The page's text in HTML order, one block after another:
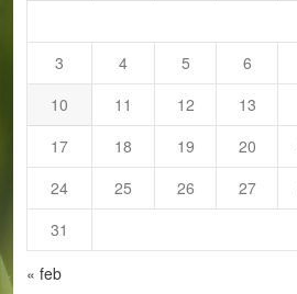
3
4 5 6
10
11 12 13
17
18 19 20
24
25 26 27
31
« feb